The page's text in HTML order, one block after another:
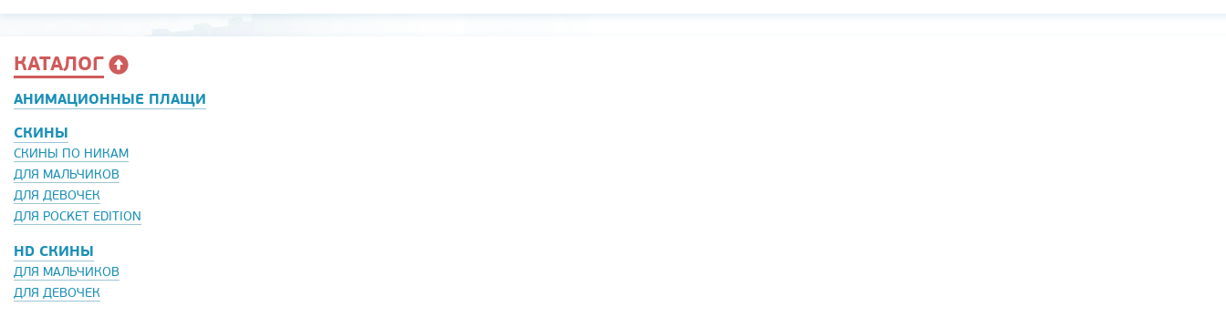
КАТАЛОГ
АНИМАЦИОННЫЕ ПЛАЩИ
СКИНЫ
СКИНЫ ПО НИКАМ
ДЛЯ МАЛЬЧИКОВ
ДЛЯ ДЕВОЧЕК
ДЛЯ POCKET EDITION
HD СКИНЫ
ДЛЯ МАЛЬЧИКОВ
ДЛЯ ДЕВОЧЕК